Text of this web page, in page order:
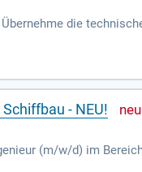
die
ist gefragt!
- NEU!
(m/w/d) im
die technische